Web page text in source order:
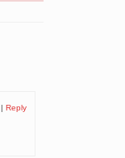
| Reply